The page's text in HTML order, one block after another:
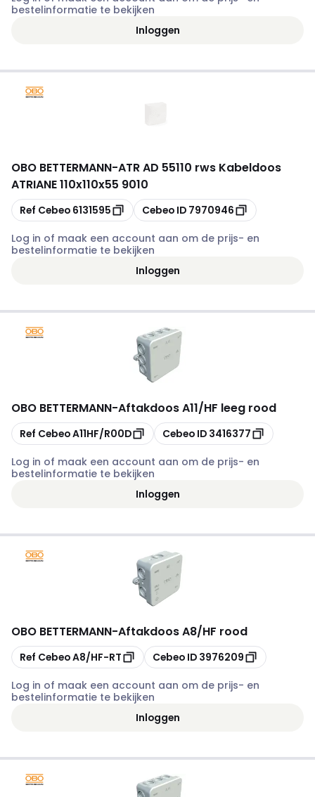
bestelinformatie te bekijken
Inloggen
OBO BETTERMANN-ATR AD 55110 rws Kabeldoos
ATRIANE 110x110x55 9010
Kopiëren
Ref Cebeo 6131595 Kopiëren
Cebeo ID 7970946
Log in of maak een account aan om de prijs- en
bestelinformatie te bekijken
Inloggen
OBO BETTERMANN-Aftakdoos A11/HF leeg rood
Kopiëren
Ref CebeoA11HF/R00D Kopiëren
Cebeo ID 3416377
Log in of maak een account aan om de prijs- en
bestelinformatie te bekijken
Inloggen
OBO BETTERMANN-Aftakdoos A8/HF rood
Kopiëren
Ref CebeoA8/HF-RT Kopiëren
Cebeo ID 3976209
Log in of maak een account aan om de prijs- en
bestelinformatie te bekijken
Inloggen